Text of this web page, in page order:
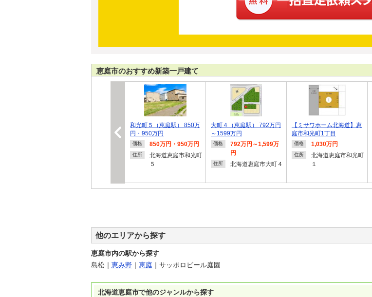
恵庭市のおすすめ新築一戸建て
和光町５（恵庭駅） 850万
円・950万円
価格 850万円・950万円
住所
北海道恵庭市和光町
５
大町４（恵庭駅） 792万円
～1599万円
価格
792万円～1,599万
円
住所 北海道恵庭市大町４
【ミサワホーム北海道】恵
庭市和光町1丁目
価格 1,030万円
住所
北海道恵庭市和光町
１
他のエリアから探す
恵庭市内の駅から探す
島松 ｜ 恵み野 ｜ 恵庭 ｜ サッポロビール庭園
北海道恵庭市で他のジャンルから探す